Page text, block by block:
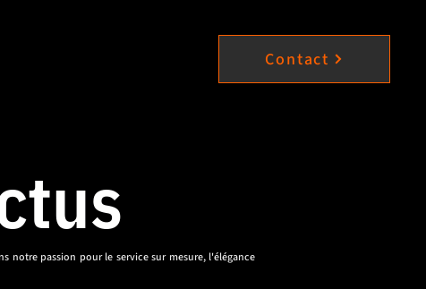
Contact
notre passion pour le service sur mesure, l'élégance